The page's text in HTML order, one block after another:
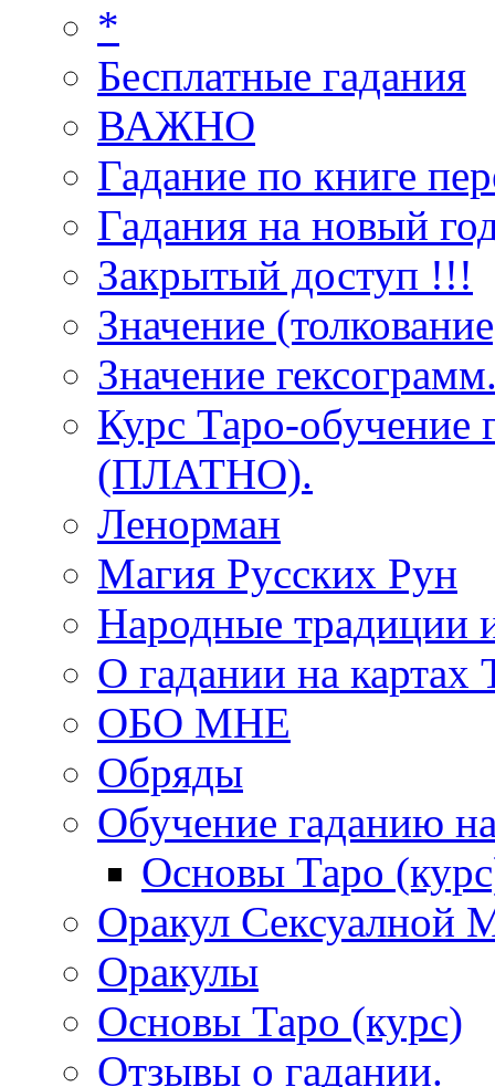
*
Бесплатные гадания
ВАЖНО
Гадание по книге
Гадания на новый
Закрытый доступ !!!
Значение
Значение
Курс Таро-обучение
(ПЛАТНО).
Ленорман
Магия Русских Рун
Народные традиции
О гадании на картах
ОБО МНЕ
Обряды
Обучение гаданию
Основы Таро
Оракул Сексуалной
Оракулы
Основы Таро (курс)
Отзывы о гадании.